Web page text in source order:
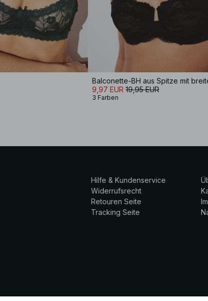
Balconette-BH aus Spitze mit
9,97 EUR 19,95 EUR
3 Farben
Hilfe & Kundenservice
Widerrufsrecht
Retouren Seite
Tracking Seite